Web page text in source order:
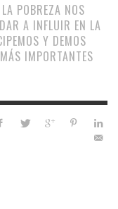
POBREZA NOS
A INFLUIR EN LA
Y DEMOS
IMPORTANTES